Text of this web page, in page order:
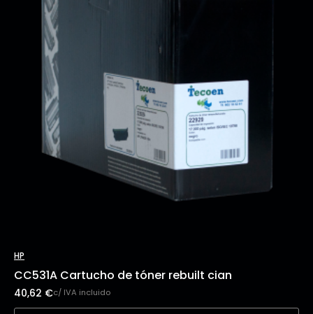
HP
CC531A Cartucho de tóner rebuilt cian
40,62 €c/ IVA incluido